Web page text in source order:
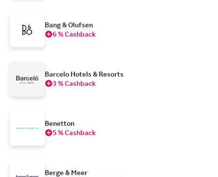
Bang & Olufsen
6 % Cashback
Barcelo Hotels & Resorts
3 % Cashback
Benetton
5 % Cashback
Berge & Meer